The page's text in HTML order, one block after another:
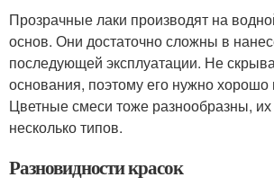
Прозрачные лаки производят на
основ. Они достаточно сложны в
последующей эксплуатации. Не
основания, поэтому его нужно хорошо
Цветные смеси тоже разнообразны, их
несколько типов.
Разновидности красок